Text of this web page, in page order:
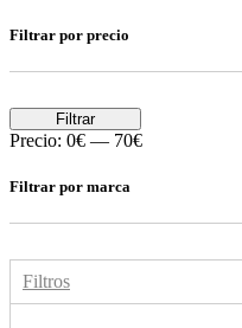
Filtrar por precio
Filtrar
Precio: 0€ — 70€
Filtrar por marca
Filtros